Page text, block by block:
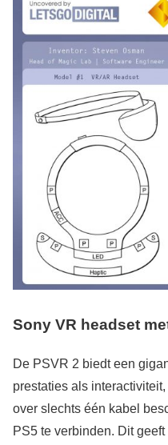
Sony VR headset
De PSVR 2 biedt een
prestaties als
over slechts één kabel
PS5 te verbinden. Dit